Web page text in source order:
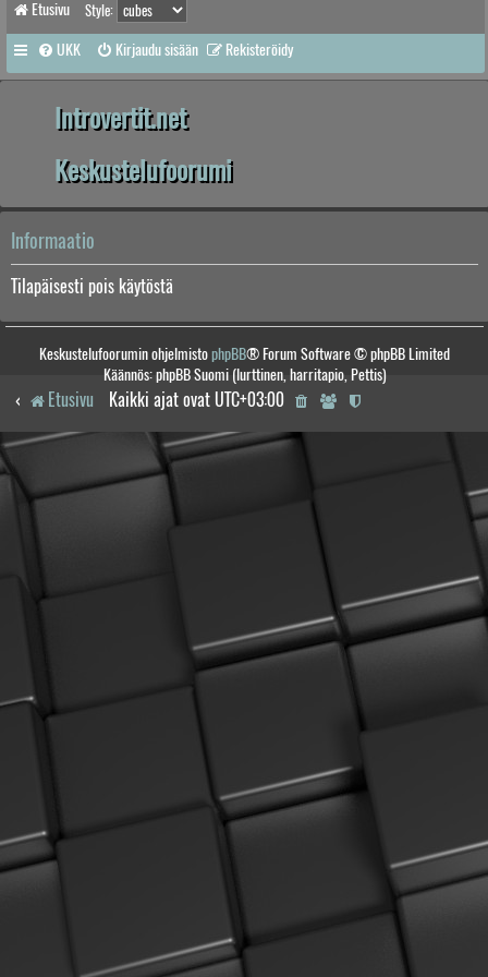
Etusivu Style:
UKK Kirjaudu sisään Rekisteröidy
Introvertit.net
Keskustelufoorumi
Informaatio
Tilapäisesti pois käytöstä
Keskustelufoorumin ohjelmistophpBB® Forum Software © phpBB Limited
Käännös: phpBB Suomi (lurttinen, harritapio, Pettis)
Etusivu Kaikki ajat ovat UTC+03:00